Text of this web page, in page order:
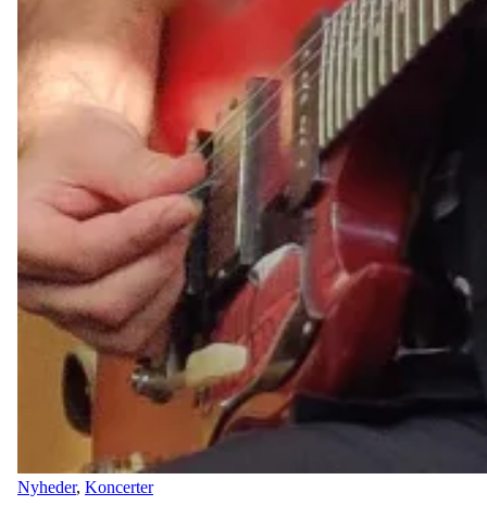
Nyheder, Koncerter